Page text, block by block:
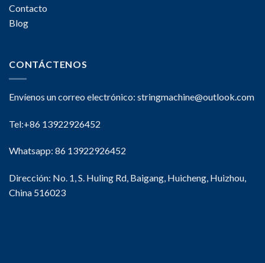
Contacto
Blog
CONTÁCTENOS
Envíenos un correo electrónico: stringmachine@outlook.com
Tel:+86 13922926452
Whatsapp: 86 13922926452
Dirección: No. 1, S. Huling Rd, Baigang, Huicheng, Huizhou,
China 516023